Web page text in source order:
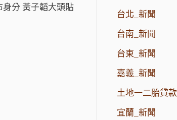
分 黃子韜大頭貼
台北_新聞
台南_新聞
台東_新聞
嘉義_新聞
土地一二胎貸款
宜蘭_新聞